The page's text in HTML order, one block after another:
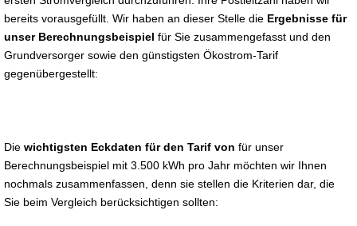
bereits vorausgefüllt. Wir haben an dieser Stelle die Ergebnisse für
unser Berechnungsbeispiel für Sie zusammengefasst und den
Grundversorger sowie den günstigsten Ökostrom-Tarif
gegenübergestellt:
Die wichtigsten Eckdaten für den Tarif von für unser
Berechnungsbeispiel mit 3.500 kWh pro Jahr möchten wir Ihnen
nochmals zusammenfassen, denn sie stellen die Kriterien dar, die
Sie beim Vergleich berücksichtigen sollten: